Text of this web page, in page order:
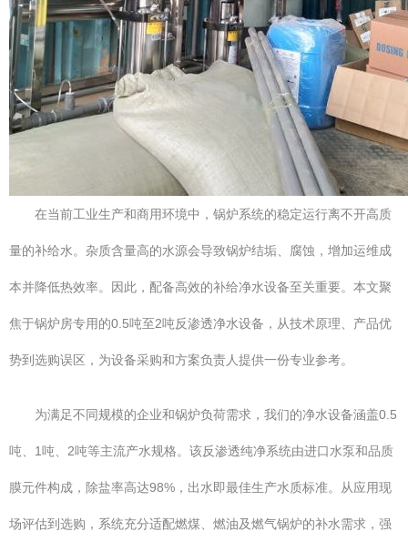
在当前工业生产和商用环境中，锅炉系统的稳定运行离不开高质
量的补给水。杂质含量高的水源会导致锅炉结垢、腐蚀，增加运维成
本并降低热效率。因此，配备高效的补给净水设备至关重要。本文聚
焦于锅炉房专用的0.5吨至2吨反渗透净水设备，从技术原理、产品优
势到选购误区，为设备采购和方案负责人提供一份专业参考。
为满足不同规模的企业和锅炉负荷需求，我们的净水设备涵盖0.5
吨、1吨、2吨等主流产水规格。该反渗透纯净系统由进口水泵和品质
膜元件构成，除盐率高达98%，出水即最佳生产水质标准。从应用现
场评估到选购，系统充分适配燃煤、燃油及燃气锅炉的补水需求，强